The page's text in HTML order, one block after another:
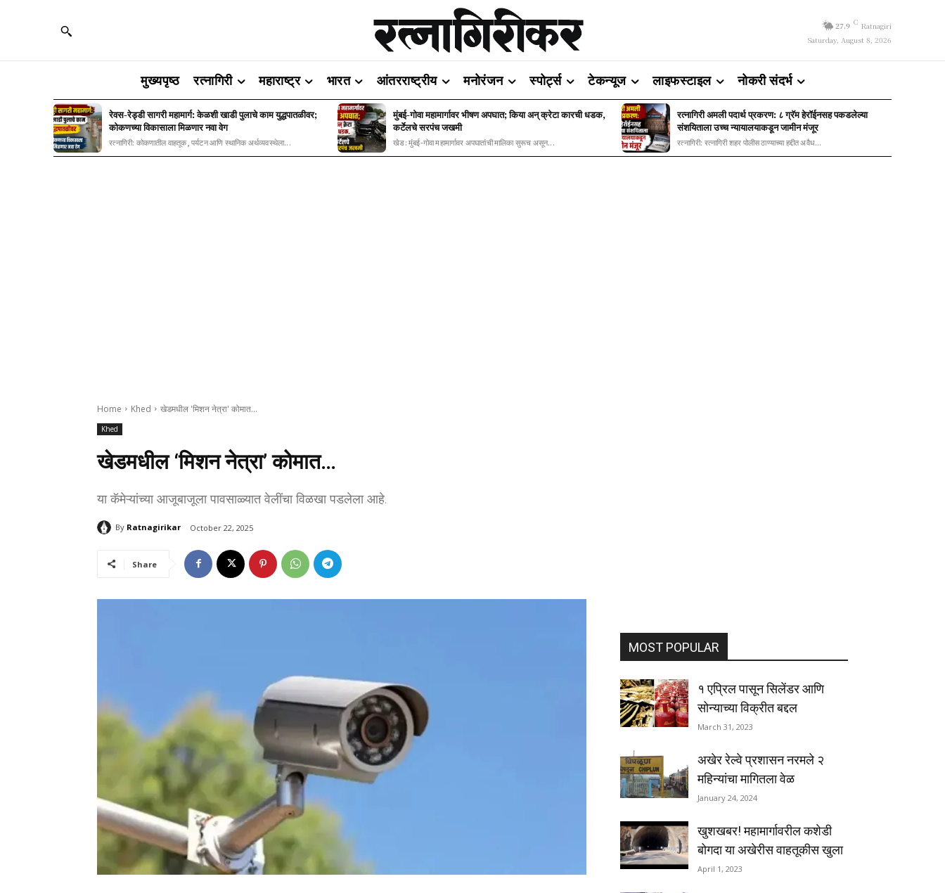
27.9 C Ratnagiri
Saturday, August 8, 2026
मुख्यपृष्ठ रत्नागिरी महाराष्ट्र भारत आंतरराष्ट्रीय मनोरंजन स्पोर्ट्स टेकन्यूज लाइफस्टाइल नोकरी संदर्भ
रेवस-रेड्डी सागरी महामार्ग: केळशी खाडी पुलाचे काम युद्धपातळीवर;
कोकणच्या विकासाला मिळणार नवा वेग
रत्नागिरी: कोकणातील वाहतूक, पर्यटन आणि स्थानिक अर्थव्यवस्थेला...
मुंबई-गोवा महामार्गावर भीषण अपघात; किया अन् क्रेटा कारची धडक,
कर्टेलचे सरपंच जखमी
खेड: मुंबई-गोवा महामार्गावर अपघातांची मालिका सुरूच असून...
रत्नागिरी अमली पदार्थ प्रकरण: ८ ग्रॅम हेरॉईनसह पकडलेल्या
संशयिताला उच्च न्यायालयाकडून जामीन मंजूर
रत्नागिरी: रत्नागिरी शहर पोलीस ठाण्याच्या हद्दीत अवैध...
Home Khed खेडमधील 'मिशन नेत्रा' कोमात…
Khed
खेडमधील ‘मिशन नेत्रा’ कोमात…
या कॅमेऱ्यांच्या आजूबाजूला पावसाळ्यात वेलींचा विळखा पडलेला आहे.
By Ratnagirikar October 22, 2025
Share
MOST POPULAR
१ एप्रिल पासून सिलेंडर आणि
सोन्याच्या विक्रीत बद्दल
March 31, 2023
अखेर रेल्वे प्रशासन नरमले २
महिन्यांचा मागितला वेळ
January 24, 2024
खुशखबर! महामार्गावरील कशेडी
बोगदा या अखेरीस वाहतूकीस खुला
April 1, 2023